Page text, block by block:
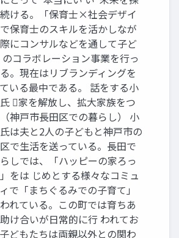
ける。「保育士×社会デザイ
保育士のスキルを活かしなが
にコンサルなどを通して子ど
のコラボレーション事業を行っ
。現在はリブランディングを
いる最中である。 話をする小
家を解放し、拡大家族をつ
神戸市長田区での暮らし） 小
は夫と2人の子どもと神戸市の
で生活を送っている。長田で
しでは、「ハッピーの家ろっ
をは じめとする様々なコミュ
で「まちぐるみでの子育て」
れている。この町では育ちあ
け合いが日常的に行 われてお
どもたちは両親以外との関わ